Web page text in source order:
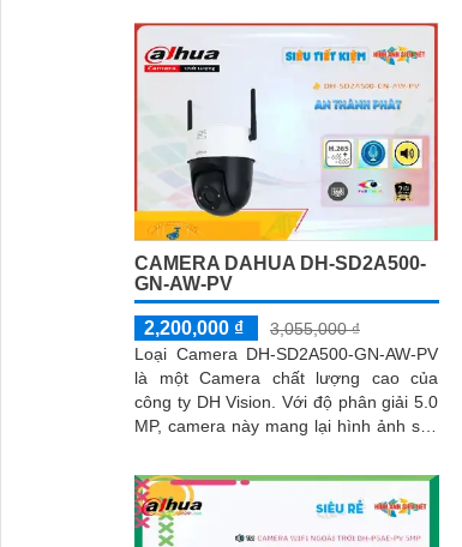
phát hiện con người và phương tiện
báo động chủ động chính xác
CAMERA DAHUA DH-SD2A500-
GN-AW-PV
2,200,000 ₫
3,055,000 ₫
Loại Camera DH-SD2A500-GN-AW-PV
là một Camera chất lượng cao của
công ty DH Vision. Với độ phân giải 5.0
MP, camera này mang lại hình ảnh sắc